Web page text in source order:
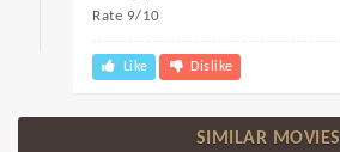
Rate 9/10
Like Dislike
SIMILAR MOVIES